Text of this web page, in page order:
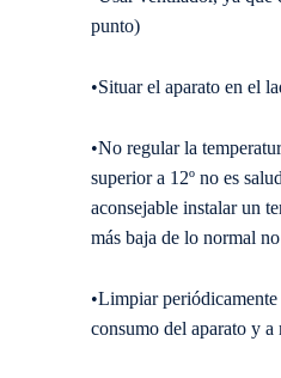
punto)
•Situar el aparato en el
•No regular la
superior a 12º no es
aconsejable instalar un
más baja de lo normal
•Limpiar
consumo del aparato y a